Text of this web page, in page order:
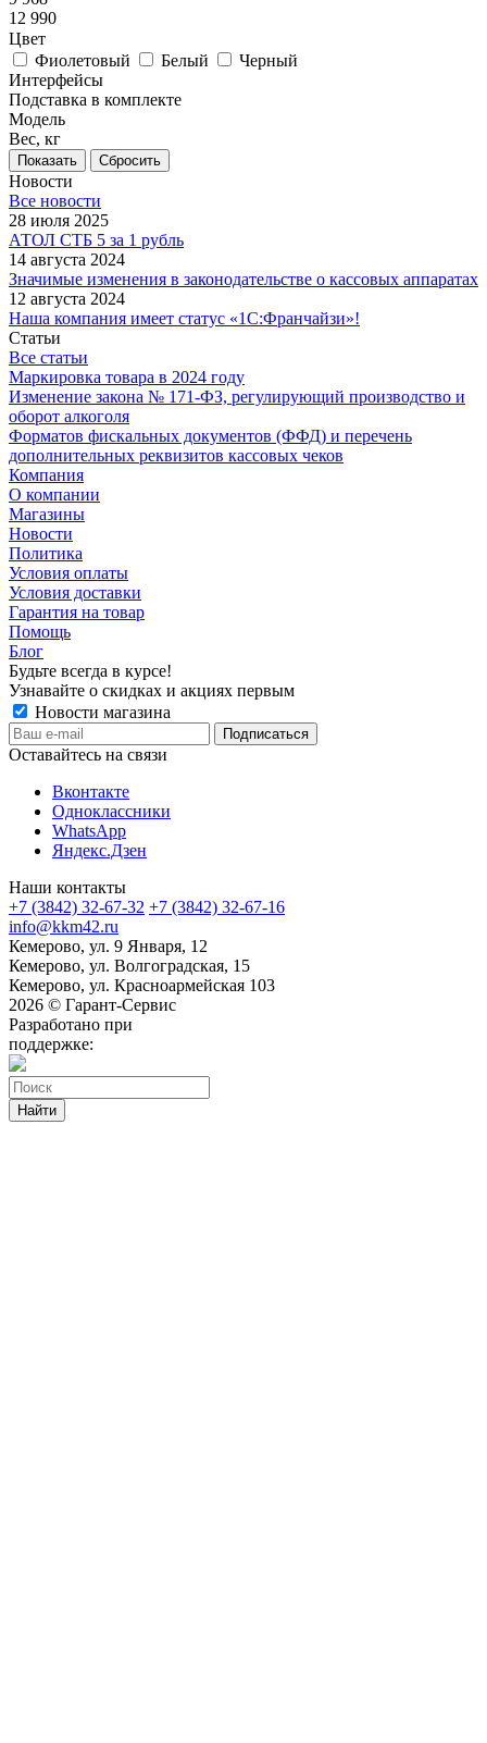
12 990
Цвет
Фиолетовый
Белый
Черный
Интерфейсы
Подставка в комплекте
Модель
Вес, кг
Сбросить
Новости
Все новости
28 июля 2025
АТОЛ СТБ 5 за 1 рубль
14 августа 2024
Значимые изменения в законодательстве о кассовых аппаратах
12 августа 2024
Наша компания имеет статус «1С:Франчайзи»!
Статьи
Все статьи
Маркировка товара в 2024 году
Изменение закона № 171-ФЗ, регулирующий производство и
оборот алкоголя
Форматов фискальных документов (ФФД) и перечень
дополнительных реквизитов кассовых чеков
Компания
О компании
Магазины
Новости
Политика
Условия оплаты
Условия доставки
Гарантия на товар
Помощь
Блог
Будьте всегда в курсе!
Узнавайте о скидках и акциях первым
Новости магазина
Оставайтесь на связи
Вконтакте
Одноклассники
WhatsApp
Яндекс.Дзен
Наши контакты
+7 (3842) 32-67-32 +7 (3842) 32-67-16
info@kkm42.ru
Кемерово, ул. 9 Января, 12
Кемерово, ул. Волгоградская, 15
Кемерово, ул. Красноармейская 103
2026 © Гарант-Сервис
Разработано при
поддержке:
Найти